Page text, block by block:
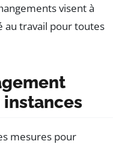
visent à
au travail pour toutes
mesures pour